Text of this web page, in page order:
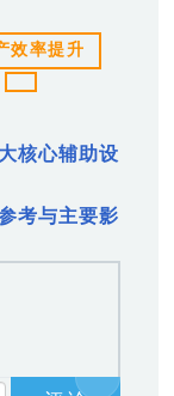
效率提升
核心辅助设
考与主要影